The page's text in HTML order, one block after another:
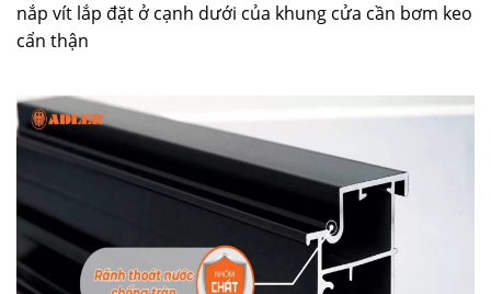
nắp vít lắp đặt ở cạnh dưới của khung cửa cần bơm keo
cẩn thận